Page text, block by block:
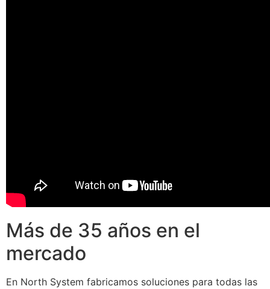
Más de 35 años en el
mercado
En North System fabricamos soluciones para todas las